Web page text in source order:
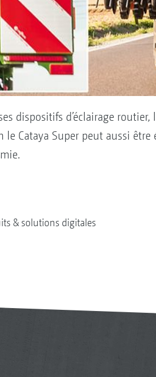
dispositifs d’éclairage
le Cataya Super peut aussi
& solutions digitales